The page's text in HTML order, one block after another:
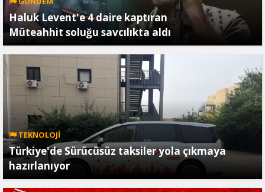
Haluk Levent'e 4 daire kaptıran
Müteahhit soluğu savcılıkta aldı
TEKNOLOJİ
Türkiye'de Sürücüsüz taksiler yola çıkmaya
hazırlanıyor